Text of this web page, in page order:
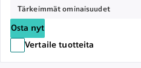
Tärkeimmät ominaisuudet
Osta nyt
Vertaile tuotteita